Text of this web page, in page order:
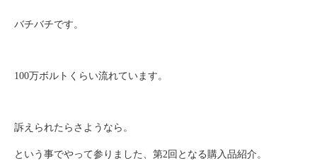
バチバチです。
100万ボルトくらい流れています。
訴えられたらさようなら。
という事でやって参りました、第2回となる購入品紹介。